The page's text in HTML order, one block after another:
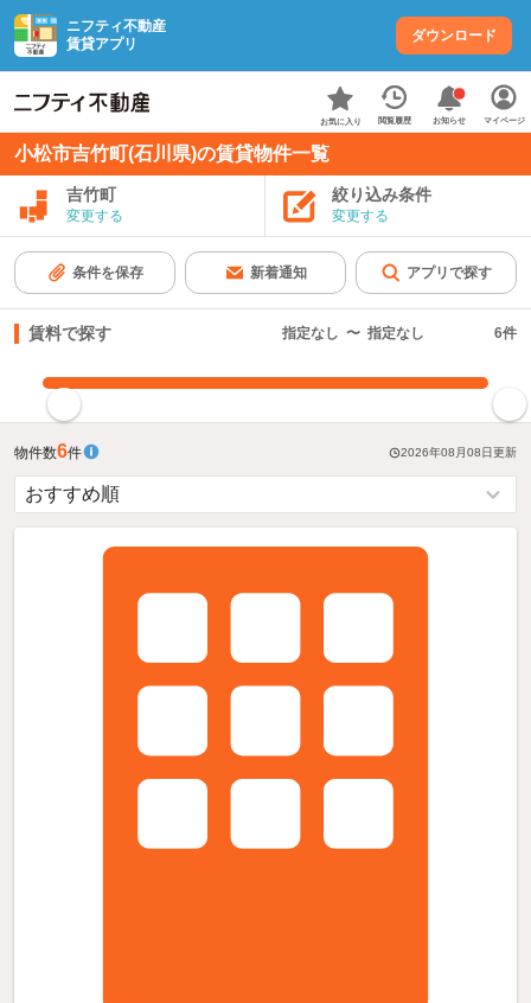
ニフティ不動産
賃貸アプリ
ダウンロード
お気に入り 閲覧履歴 お知らせ マイページ
小松市吉竹町(石川県)の賃貸物件一覧
吉竹町
変更する
絞り込み条件
変更する
条件を保存 新着通知 アプリで探す
賃料で探す 指定なし 〜 指定なし 6件
物件数6件 2026年08月08日更新